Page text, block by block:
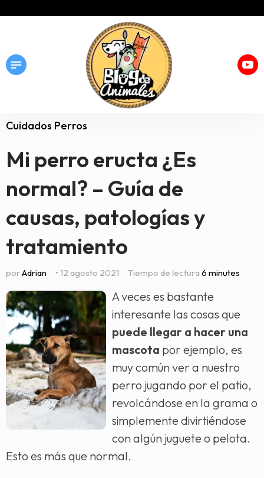
Cuidados Perros
Mi perro eructa ¿Es
normal? – Guía de
causas, patologías y
tratamiento
porAdrian • 12 agosto 2021 Tiempo de lectura 6 minutes
A veces es bastante
interesante las cosas que
puede llegar a hacer una
mascota por ejemplo, es
muy común ver a nuestro
perro jugando por el patio,
revolcándose en la grama o
simplemente divirtiéndose
con algún juguete o pelota.
Esto es más que normal.